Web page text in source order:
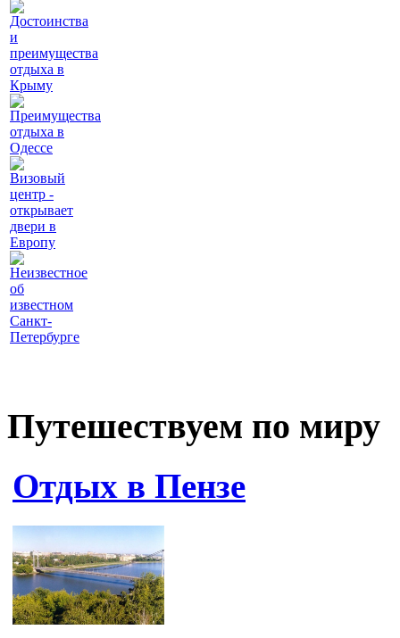
Достоинства
и
преимущества
отдыха в
Крыму
Преимущества
отдыха в
Одессе
Визовый
центр -
открывает
двери в
Европу
Неизвестное
об
известном
Санкт-
Петербурге
Путешествуем по миру
Отдых в Пензе